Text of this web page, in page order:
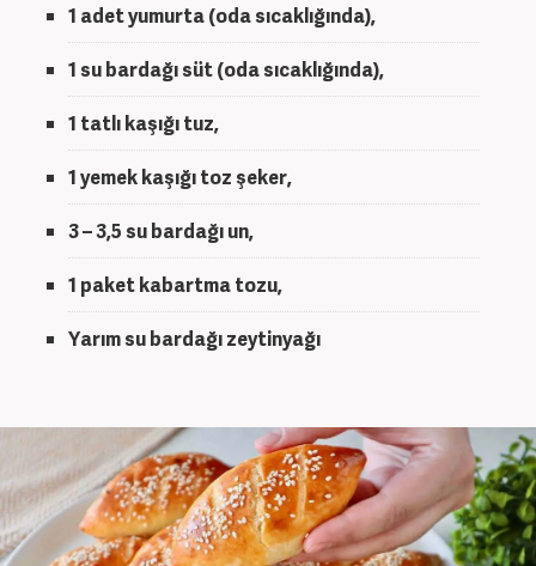
1 adet yumurta (oda sıcaklığında),
1 su bardağı süt (oda sıcaklığında),
1 tatlı kaşığı tuz,
1 yemek kaşığı toz şeker,
3 – 3,5 su bardağı un,
1 paket kabartma tozu,
Yarım su bardağı zeytinyağı